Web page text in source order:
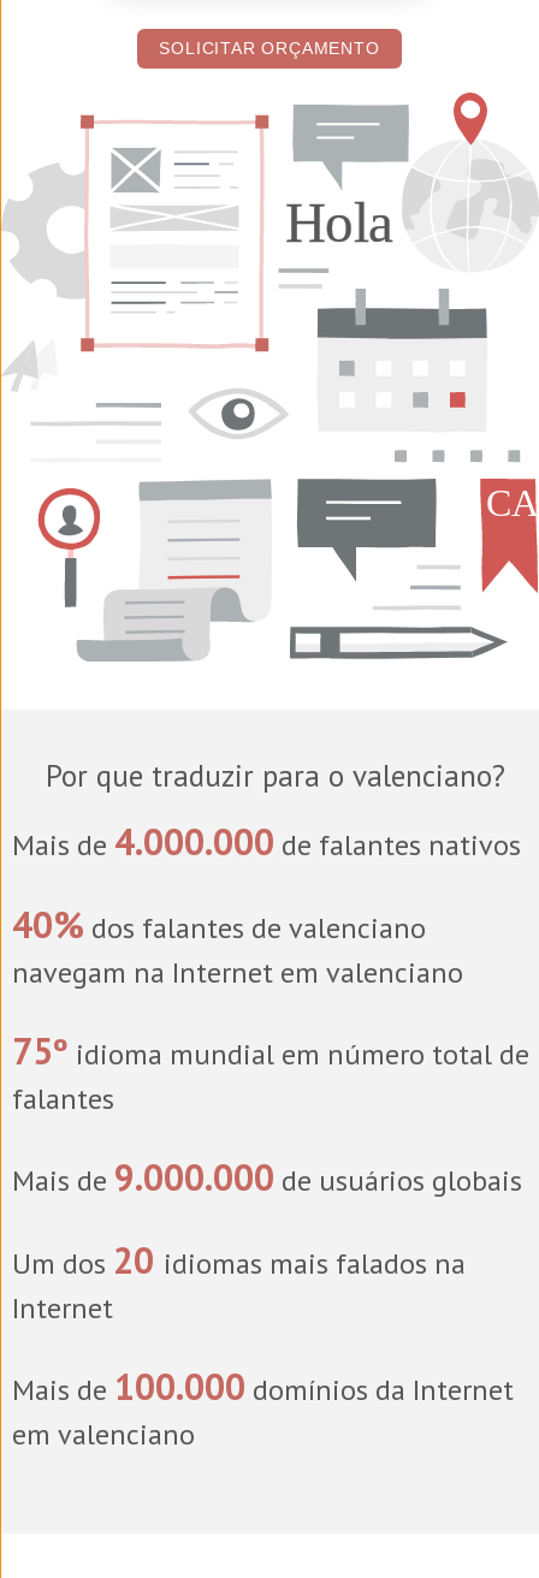
SOLICITAR ORÇAMENTO
Por que traduzir para o valenciano?
Mais de 4.000.000 de falantes nativos
40% dos falantes de valenciano
navegam na Internet em valenciano
75º idioma mundial em número total de
falantes
Mais de 9.000.000 de usuários globais
Um dos 20 idiomas mais falados na
Internet
Mais de 100.000 domínios da Internet
em valenciano